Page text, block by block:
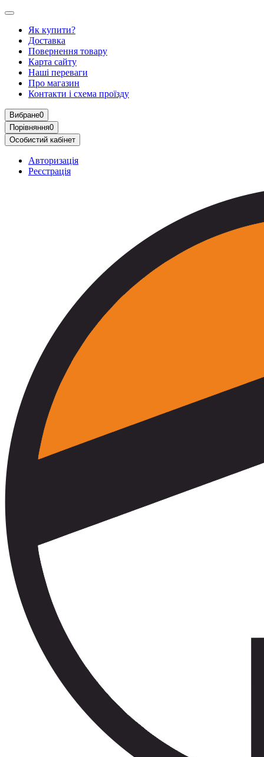
Як купити?
Доставка
Повернення товару
Карта сайту
Наші переваги
Про магазин
Контакти і схема проїзду
Вибране0
Порівняння0
Особистий кабінет
Авторизація
Реєстрація